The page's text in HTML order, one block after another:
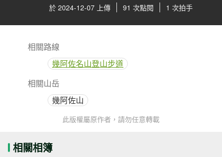
於 2024-12-07 上傳 91 次點閱 1 次拍手
相關路線
幾阿佐名山登山步道
相關山岳
幾阿佐山
此版權屬原作者，請勿任意轉載
相關相簿